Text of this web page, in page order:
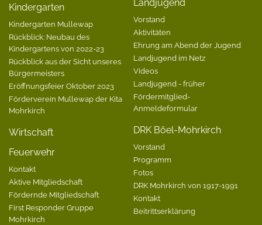
Kindergarten
Kindergarten Mullewap
Rückblick: Neubau des
Kindergartens von 2022-23
Rückblick aus der Sicht unseres
Bürgermeisters
Eröffnungsfeier Oktober 2023
Förderverein Mullewap der Kita
Mohrkirch
Wirtschaft
Feuerwehr
Kontakt
Aktive Mitgliedschaft
Fördernde Mitgliedschaft
First Responder Gruppe
Mohrkirch
Landjugend
Vorstand
Aktivitäten
Ehrung am Abend der Jugend
Landjugend im Netz
Videos
Landjugend - früher
Fördermitglied-
Anmeldeformular
DRK Böel-Mohrkirch
Vorstand
Programm
Fotos
DRK Mohrkirch von 1917-1991
Kontakt
Beitrittserklärung